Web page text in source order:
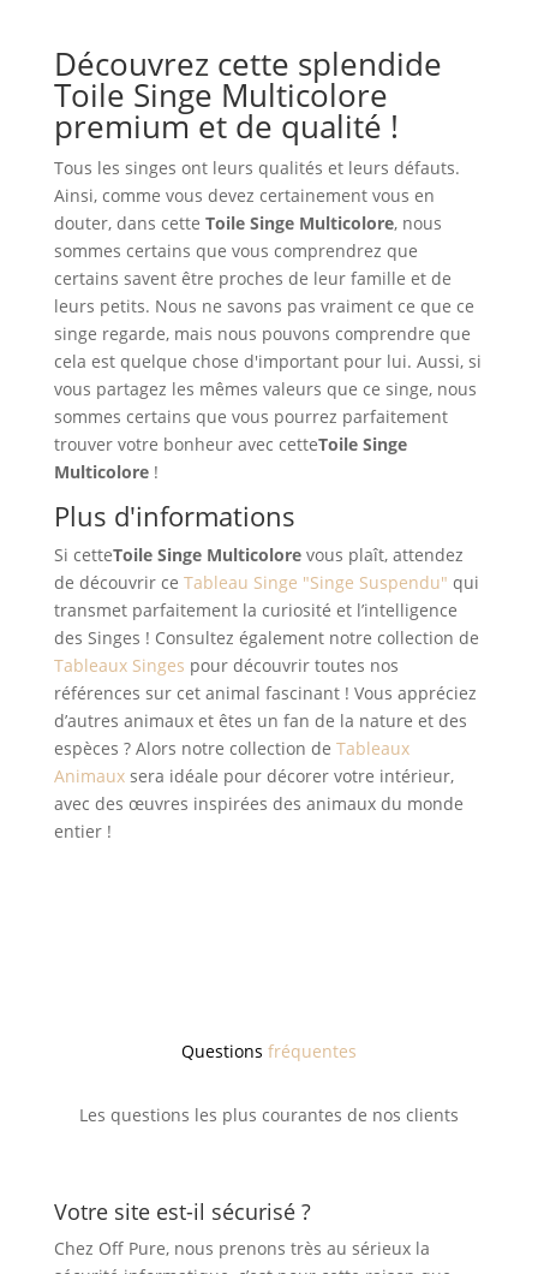
Découvrez cette splendide
Toile Singe Multicolore
premium et de qualité !
Tous les singes ont leurs qualités et leurs défauts.
Ainsi, comme vous devez certainement vous en
douter, dans cette Toile Singe Multicolore, nous
sommes certains que vous comprendrez que
certains savent être proches de leur famille et de
leurs petits. Nous ne savons pas vraiment ce que ce
singe regarde, mais nous pouvons comprendre que
cela est quelque chose d'important pour lui. Aussi, si
vous partagez les mêmes valeurs que ce singe, nous
sommes certains que vous pourrez parfaitement
trouver votre bonheur avec cetteToile Singe
Multicolore!
Plus d'informations
Si cetteToile Singe Multicolorevous plaît, attendez
de découvrir ce Tableau Singe "Singe Suspendu" qui
transmet parfaitement la curiosité et l’intelligence
des Singes ! Consultez également notre collection de
Tableaux Singes pour découvrir toutes nos
références sur cet animal fascinant ! Vous appréciez
d’autres animaux et êtes un fan de la nature et des
espèces ? Alors notre collection de Tableaux
Animauxsera idéale pour décorer votre intérieur,
avec des œuvres inspirées des animaux du monde
entier !
Questions fréquentes
Les questions les plus courantes de nos clients
Votre site est-il sécurisé ?
Chez Off Pure, nous prenons très au sérieux la